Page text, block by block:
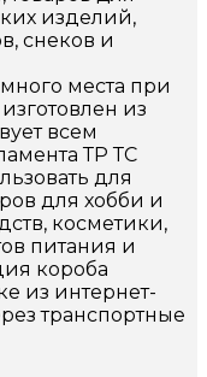
изделий,
снеков и
места при
из
всем
ТР ТС
для
для хобби и
косметики,
питания и
короба
из интернет-
транспортные